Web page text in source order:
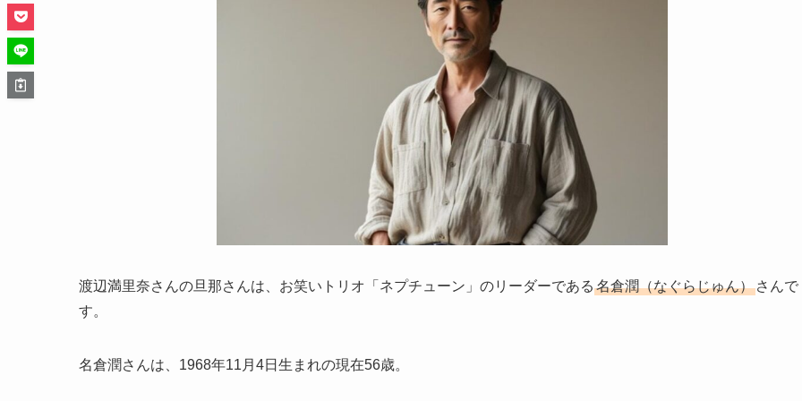
渡辺満里奈さんの旦那さんは、お笑いトリオ「ネプチューン」のリーダーである 名倉潤（なぐらじゅん） さんで
す。
名倉潤さんは、1968年11月4日生まれの現在56歳。